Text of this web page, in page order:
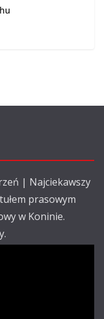
| Najciekawszy
prasowym
w Koninie.